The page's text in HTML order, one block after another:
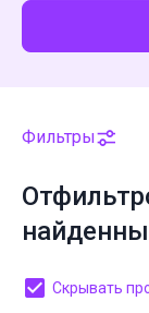
Фильтры
Скрывать